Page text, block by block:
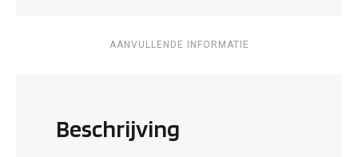
AANVULLENDE INFORMATIE
Beschrijving